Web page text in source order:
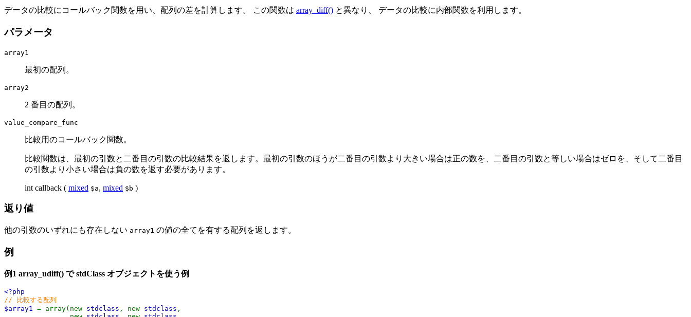
データの比較にコールバック関数を用い、配列の差を計算します。 この関数は array_diff() と異なり、 データの比較に内部関数を利用します。
パラメータ
array1
最初の配列。
array2
2 番目の配列。
value_compare_func
比較用のコールバック関数。
比較関数は、最初の引数と二番目の引数の比較結果を返します。最初の引数のほうが二番目の引数より大きい場合は正の数を、二番目の引数と等しい場合はゼロを、そして二番目
の引数より小さい場合は負の数を返す必要があります。
int callback ( mixed $a, mixed $b )
返り値
他の引数のいずれにも存在しない array1 の値の全てを有する配列を返します。
例
例1 array_udiff() で stdClass オブジェクトを使う例
<?php
// 比較する配列
$array1 = array(new stdclass , new stdclass ,